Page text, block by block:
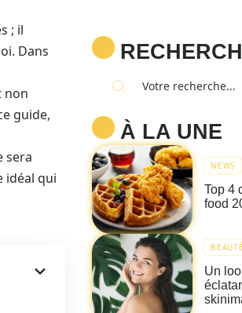
; il
Dans
non
guide,
sera
idéal qui
À LA UNE
NEWS
Top 4
food
BEAUTÉ
Un